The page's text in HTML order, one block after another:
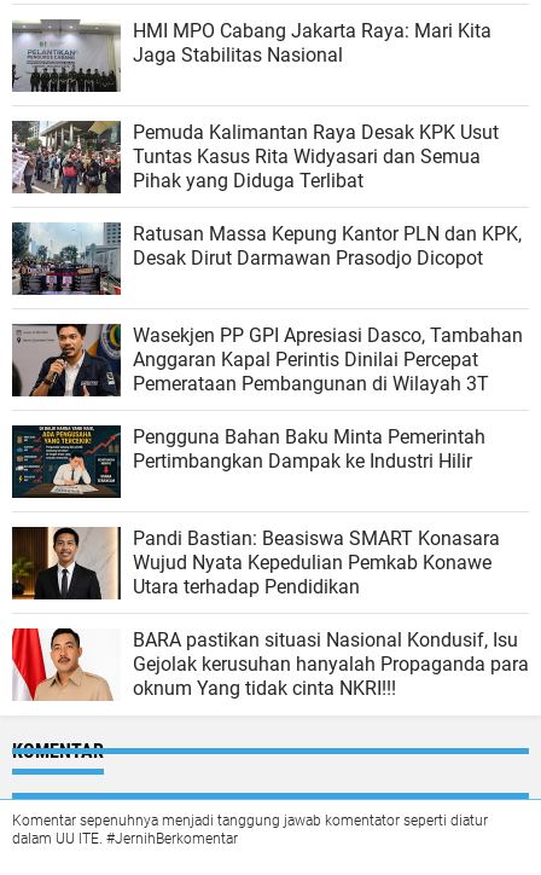
HMI MPO Cabang Jakarta Raya: Mari Kita
Jaga Stabilitas Nasional
Pemuda Kalimantan Raya Desak KPK Usut
Tuntas Kasus Rita Widyasari dan Semua
Pihak yang Diduga Terlibat
Ratusan Massa Kepung Kantor PLN dan KPK,
Desak Dirut Darmawan Prasodjo Dicopot
Wasekjen PP GPI Apresiasi Dasco, Tambahan
Anggaran Kapal Perintis Dinilai Percepat
Pemerataan Pembangunan di Wilayah 3T
Pengguna Bahan Baku Minta Pemerintah
Pertimbangkan Dampak ke Industri Hilir
Pandi Bastian: Beasiswa SMART Konasara
Wujud Nyata Kepedulian Pemkab Konawe
Utara terhadap Pendidikan
BARA pastikan situasi Nasional Kondusif, Isu
Gejolak kerusuhan hanyalah Propaganda para
oknum Yang tidak cinta NKRI!!!
KOMENTAR
Komentar sepenuhnya menjadi tanggung jawab komentator seperti diatur
dalam UU ITE. #JernihBerkomentar